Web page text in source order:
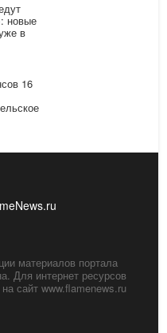
новые
в
16
материалов портала
Для интернет ресурсов
сайт www.flamenews.ru